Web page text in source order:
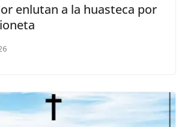
enlutan a la huasteca por